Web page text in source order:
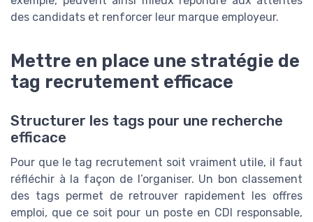
des candidats et renforcer leur marque employeur.
Mettre en place une stratégie de
tag recrutement efficace
Structurer les tags pour une recherche
efficace
Pour que le tag recrutement soit vraiment utile, il faut
réfléchir à la façon de l’organiser. Un bon classement
des tags permet de retrouver rapidement les offres
emploi, que ce soit pour un poste en CDI responsable,